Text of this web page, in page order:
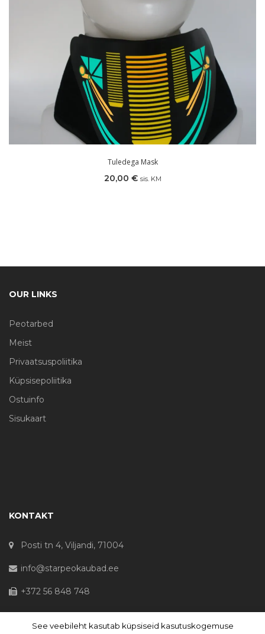
Tuledega Mask
20,00 € sis. KM
OUR LINKS
Peotarbed
Meist
Privaatsuspoliitika
Küpsisepoliitika
Ostuinfo
Sisukaart
KONTAKT
Posti tn 4, Viljandi, 71004
info@starpeokaubad.ee
+372 56 848 748
See veebileht kasutab küpsiseid kasutuskogemuse